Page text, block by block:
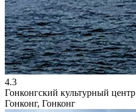
4.3
Гонконгский культурный центр
Гонконг, Гонконг